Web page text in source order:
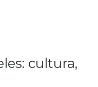
cultura,